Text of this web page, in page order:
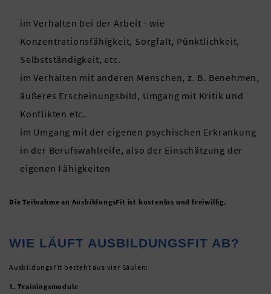
im Verhalten bei der Arbeit - wie
Konzentrationsfähigkeit, Sorgfalt, Pünktlichkeit,
Selbstständigkeit, etc.
im Verhalten mit anderen Menschen, z. B. Benehmen,
äußeres Erscheinungsbild, Umgang mit Kritik und
Konflikten etc.
im Umgang mit der eigenen psychischen Erkrankung
in der Berufswahlreife, also der Einschätzung der
eigenen Fähigkeiten
Die Teilnahme an AusbildungsFit ist kostenlos und freiwillig.
WIE LÄUFT AUSBILDUNGSFIT AB?
AusbildungsFit besteht aus vier Säulen:
1. Trainingsmodule